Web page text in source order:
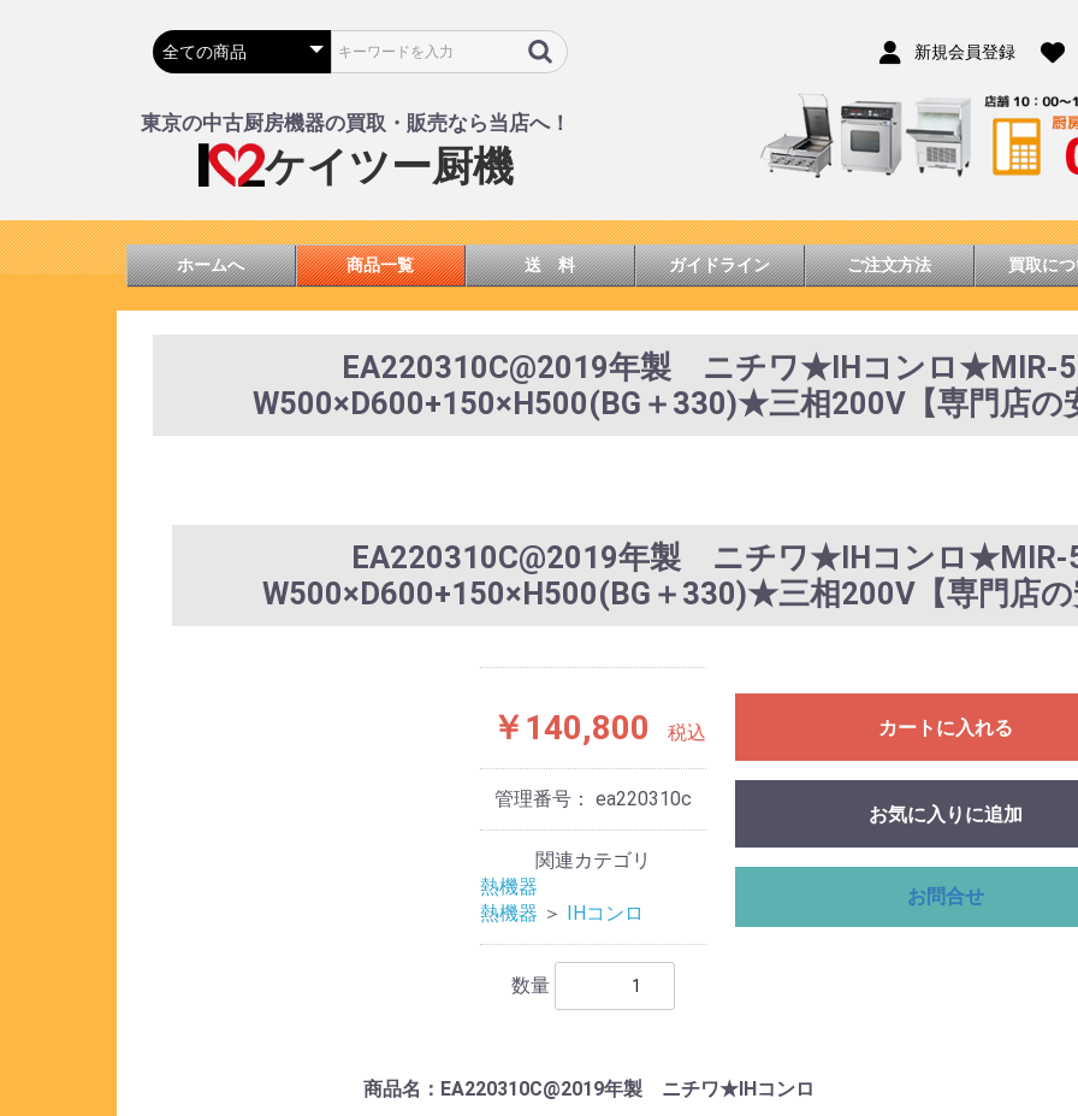
新規会員登録
東京の中古厨房機器の買取・販売なら当店へ！
ケイツー厨機
ホームへ 商品一覧 送 料 ガイドライン ご注文方法 買取に
EA220310C@2019年製 ニチワ★IHコンロ
W500×D600+150×H500(BG＋330)★三相200V【専門店の
EA220310C@2019年製 ニチワ★IHコンロ
W500×D600+150×H500(BG＋330)★三相200V【専門店
￥140,800 税込
管理番号： ea220310c
関連カテゴリ
熱機器
熱機器 ＞ IHコンロ
数量
カートに入れる
お気に入りに追加
お問合せ
商品名：EA220310C@2019年製 ニチワ★IHコンロ